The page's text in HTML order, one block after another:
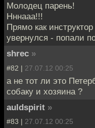
Молодец парень!
Нннааа!!!
Прямо как
увернулся - попали
shrec »
#82 | 27.07.12 00:25
а не тот ли это
собаку и хозяина ?
auldspirit »
#83 | 27.07.12 00:25